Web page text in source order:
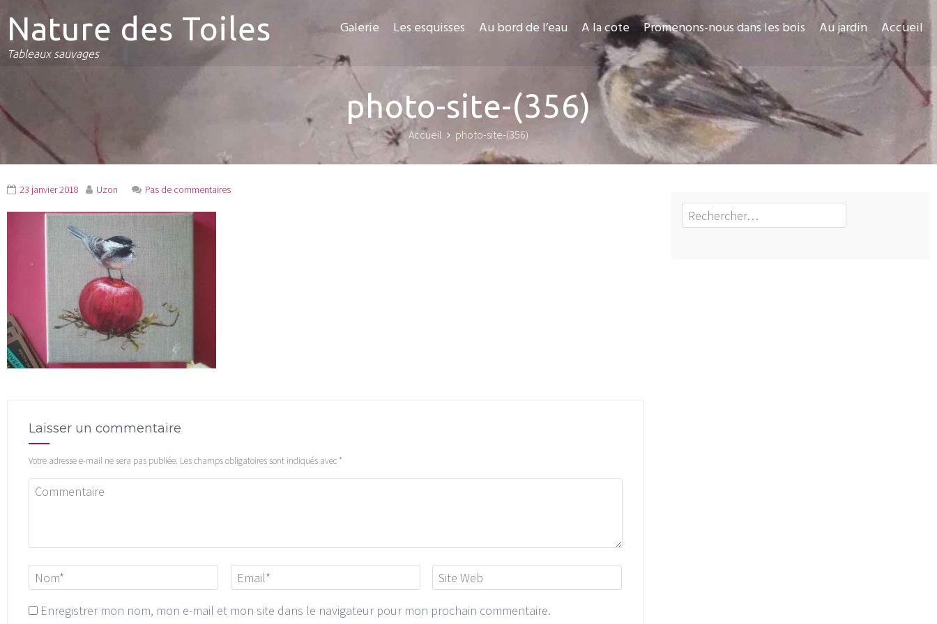
Nature des Toiles
Tableaux sauvages
Galerie Les esquisses Au bord de l’eau A la cote Promenons-nous dans les bois Au jardin Accueil
photo-site-(356)
Accueil photo-site-(356)
23 janvier 2018 Uzon Pas de commentaires
Laisser un commentaire
Votre adresse e-mail ne sera pas publiée. Les champs obligatoires sont indiqués avec *
Enregistrer mon nom, mon e-mail et mon site dans le navigateur pour mon prochain commentaire.
Rechercher :